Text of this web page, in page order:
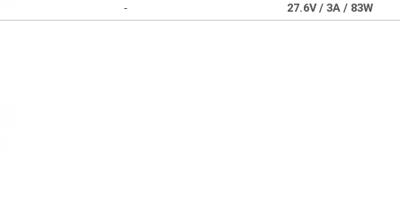
- 27.6V/ 3A / 83W